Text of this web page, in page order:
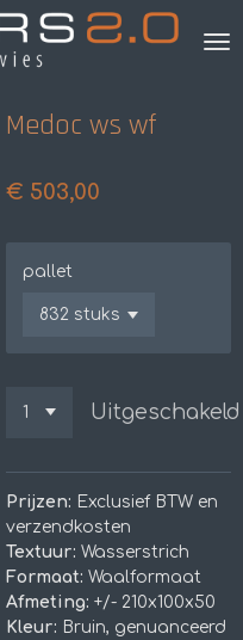
Medoc ws wf
€ 503,00
pallet
Uitgeschakeld
Prijzen: Exclusief BTW en
verzendkosten
Textuur: Wasserstrich
Formaat: Waalformaat
Afmeting: +/- 210x100x50
Kleur: Bruin, genuanceerd